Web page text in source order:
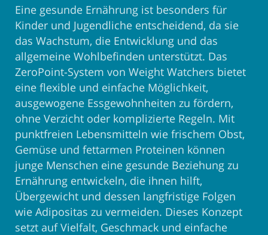
Eine gesunde Ernährung ist besonders für
Kinder und Jugendliche entscheidend, da sie
das Wachstum, die Entwicklung und das
allgemeine Wohlbefinden unterstützt. Das
ZeroPoint-System von Weight Watchers bietet
eine flexible und einfache Möglichkeit,
ausgewogene Essgewohnheiten zu fördern,
ohne Verzicht oder komplizierte Regeln. Mit
punktfreien Lebensmitteln wie frischem Obst,
Gemüse und fettarmen Proteinen können
junge Menschen eine gesunde Beziehung zu
Ernährung entwickeln, die ihnen hilft,
Übergewicht und dessen langfristige Folgen
wie Adipositas zu vermeiden. Dieses Konzept
setzt auf Vielfalt, Geschmack und einfache